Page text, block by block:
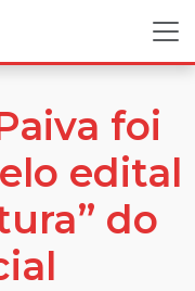
foi
edital
do